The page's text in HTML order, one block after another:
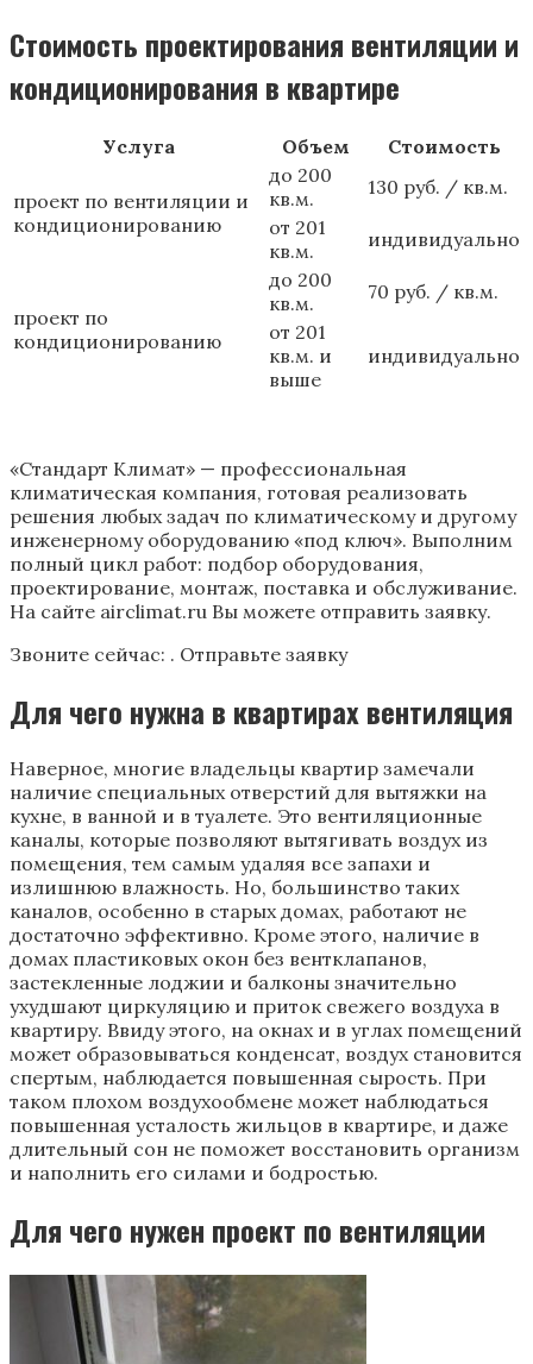
Стоимость проектирования вентиляции и
кондиционирования в квартире
Услуга Объем Стоимость
проект по вентиляции и
кондиционированию
до 200
кв.м.
130 руб. / кв.м.
от 201
кв.м.
индивидуально
проект по
кондиционированию
до 200
кв.м.
70 руб. / кв.м.
от 201
кв.м. и
выше
индивидуально
«Стандарт Климат» — профессиональная
климатическая компания, готовая реализовать
решения любых задач по климатическому и другому
инженерному оборудованию «под ключ». Выполним
полный цикл работ: подбор оборудования,
проектирование, монтаж, поставка и обслуживание.
На сайте airclimat.ru Вы можете отправить заявку.
Звоните сейчас: . Отправьте заявку
Для чего нужна в квартирах вентиляция
Наверное, многие владельцы квартир замечали
наличие специальных отверстий для вытяжки на
кухне, в ванной и в туалете. Это вентиляционные
каналы, которые позволяют вытягивать воздух из
помещения, тем самым удаляя все запахи и
излишнюю влажность. Но, большинство таких
каналов, особенно в старых домах, работают не
достаточно эффективно. Кроме этого, наличие в
домах пластиковых окон без вентклапанов,
застекленные лоджии и балконы значительно
ухудшают циркуляцию и приток свежего воздуха в
квартиру. Ввиду этого, на окнах и в углах помещений
может образовываться конденсат, воздух становится
спертым, наблюдается повышенная сырость. При
таком плохом воздухообмене может наблюдаться
повышенная усталость жильцов в квартире, и даже
длительный сон не поможет восстановить организм
и наполнить его силами и бодростью.
Для чего нужен проект по вентиляции